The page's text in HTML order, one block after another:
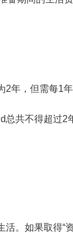
年，但需每1年
共不得超过2
。如果取得“